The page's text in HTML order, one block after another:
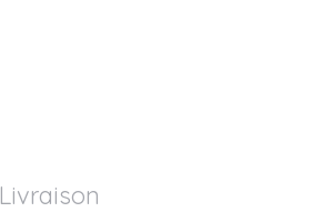
Livraison